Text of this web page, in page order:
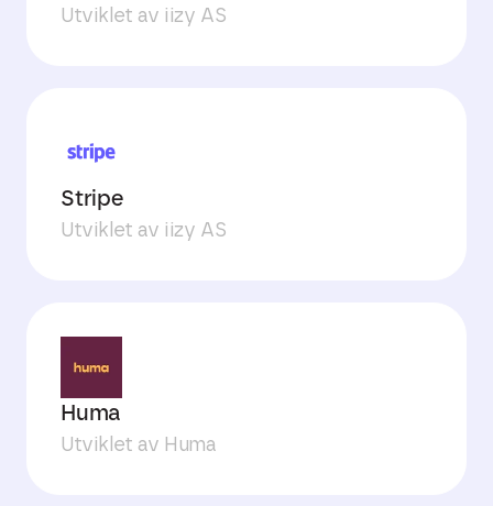
Utviklet av iizy AS
Stripe
Utviklet av iizy AS
Huma
Utviklet av Huma